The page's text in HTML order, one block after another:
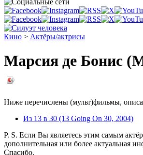
Кино > Актёры/актрисы
Марсия де Бонис
Ниже перечислены (мульт)фильмы,
Из 13 в 30 (13 Going On 30, 2004)
P. S. Если Вы являетесь этим самым
дополнительная или более актуальная
Спасибо.